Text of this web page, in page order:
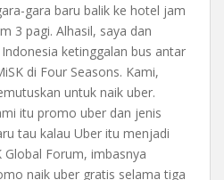
gara baru balik ke hotel jam
3 pagi. Alhasil, saya dan
ketinggalan bus antar
di Four Seasons. Kami,
untuk naik uber.
itu promo uber dan jenis
tau kalau Uber itu menjadi
Forum, imbasnya
naik uber gratis selama tiga